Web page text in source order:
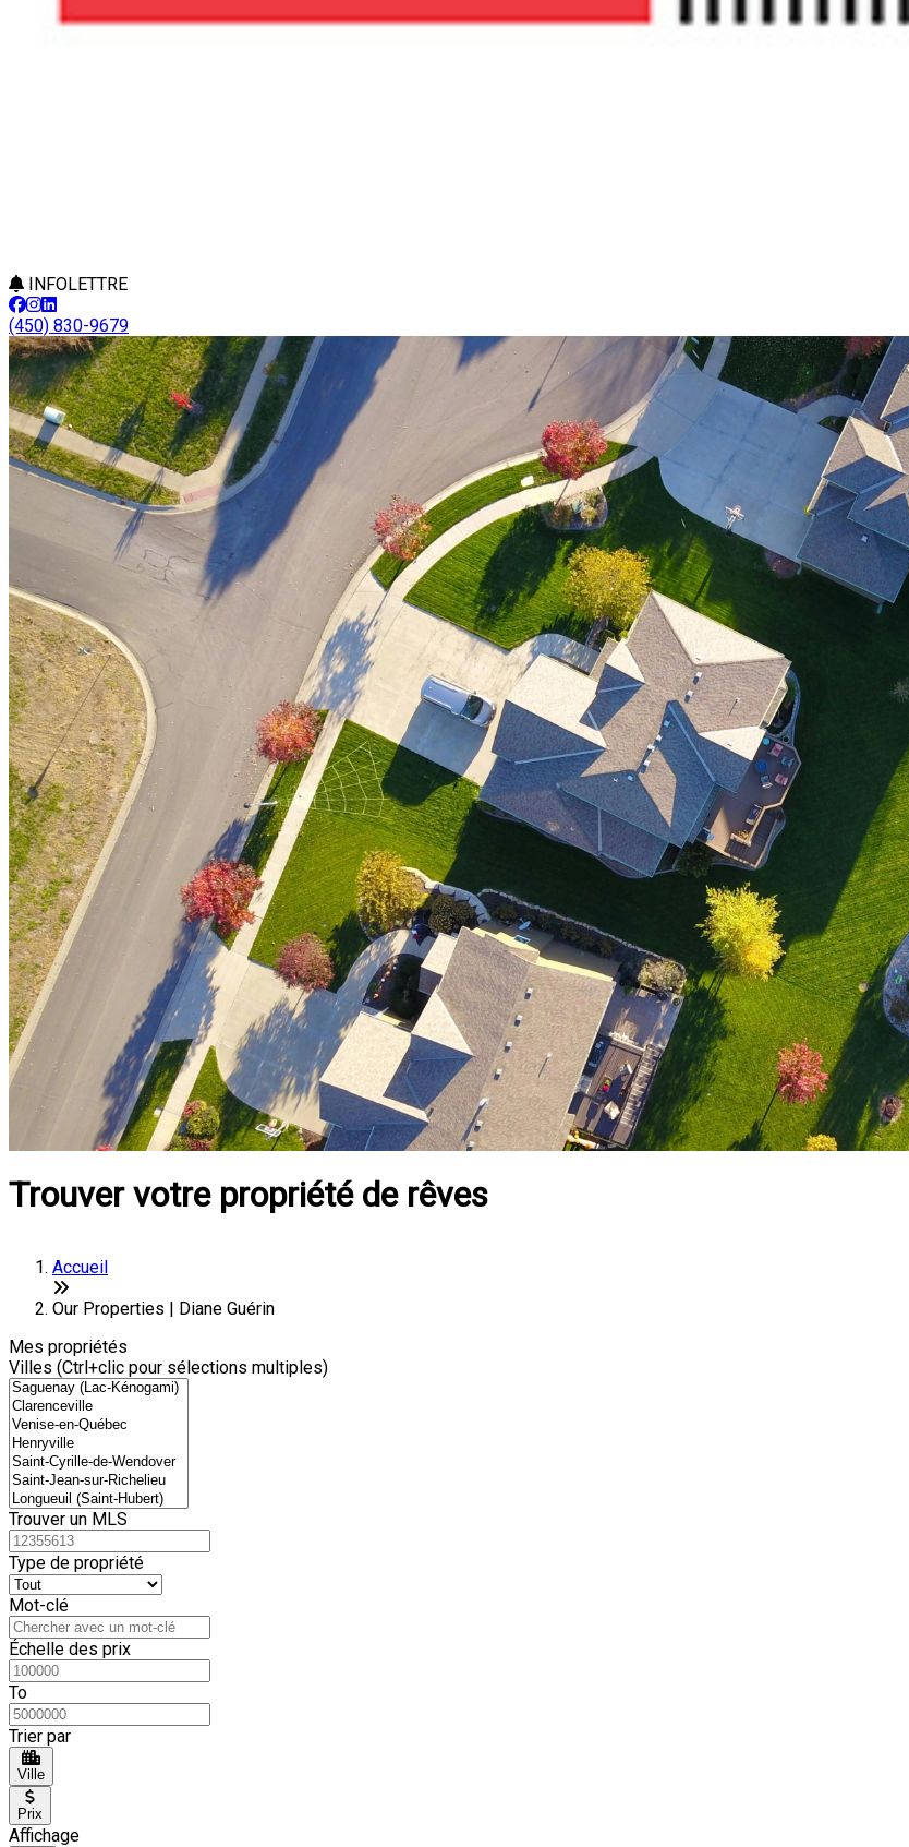
INFOLETTRE
(450) 830-9679
Trouver votre propriété de rêves
Accueil
Our Properties | Diane Guérin
Mes propriétés
Villes (Ctrl+clic pour sélections multiples)
Trouver un MLS
Type de propriété
Mot-clé
Échelle des prix
To
Trier par
Ville
Prix
Affichage